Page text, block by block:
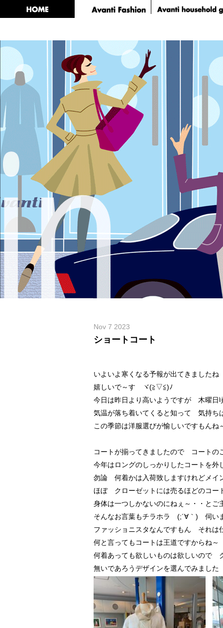
Nov 7 2023
ショートコート
いよいよ寒くなる予報が出てきましたね
嬉しいで～す ヾ(≧▽≦)ﾉ
今日は昨日より高いようですが 木曜日
気温が落ち着いてくると知って 気持ち
この季節は洋服選びが愉しいですもんね
コートが揃ってきましたので コートの
今年はロングのしっかりしたコートを外
勿論 何着かは入荷致しますけれどメイ
ほぼ クローゼットには売るほどのコー
身体は一つしかないのにねぇ～・・とご
そんなお言葉もチラホラ (;´∀｀) 伺い
ファッショニスタなんですもん それは
何と言ってもコートは王道ですからね～
何着あっても欲しいものは欲しいので
無いであろうデザインを選んでみました